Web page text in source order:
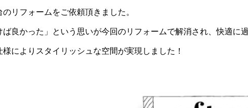
リフォームをご依頼頂きました。
良かった」という思いが今回のリフォームで解消され、快適に
によりスタイリッシュな空間が実現しました！